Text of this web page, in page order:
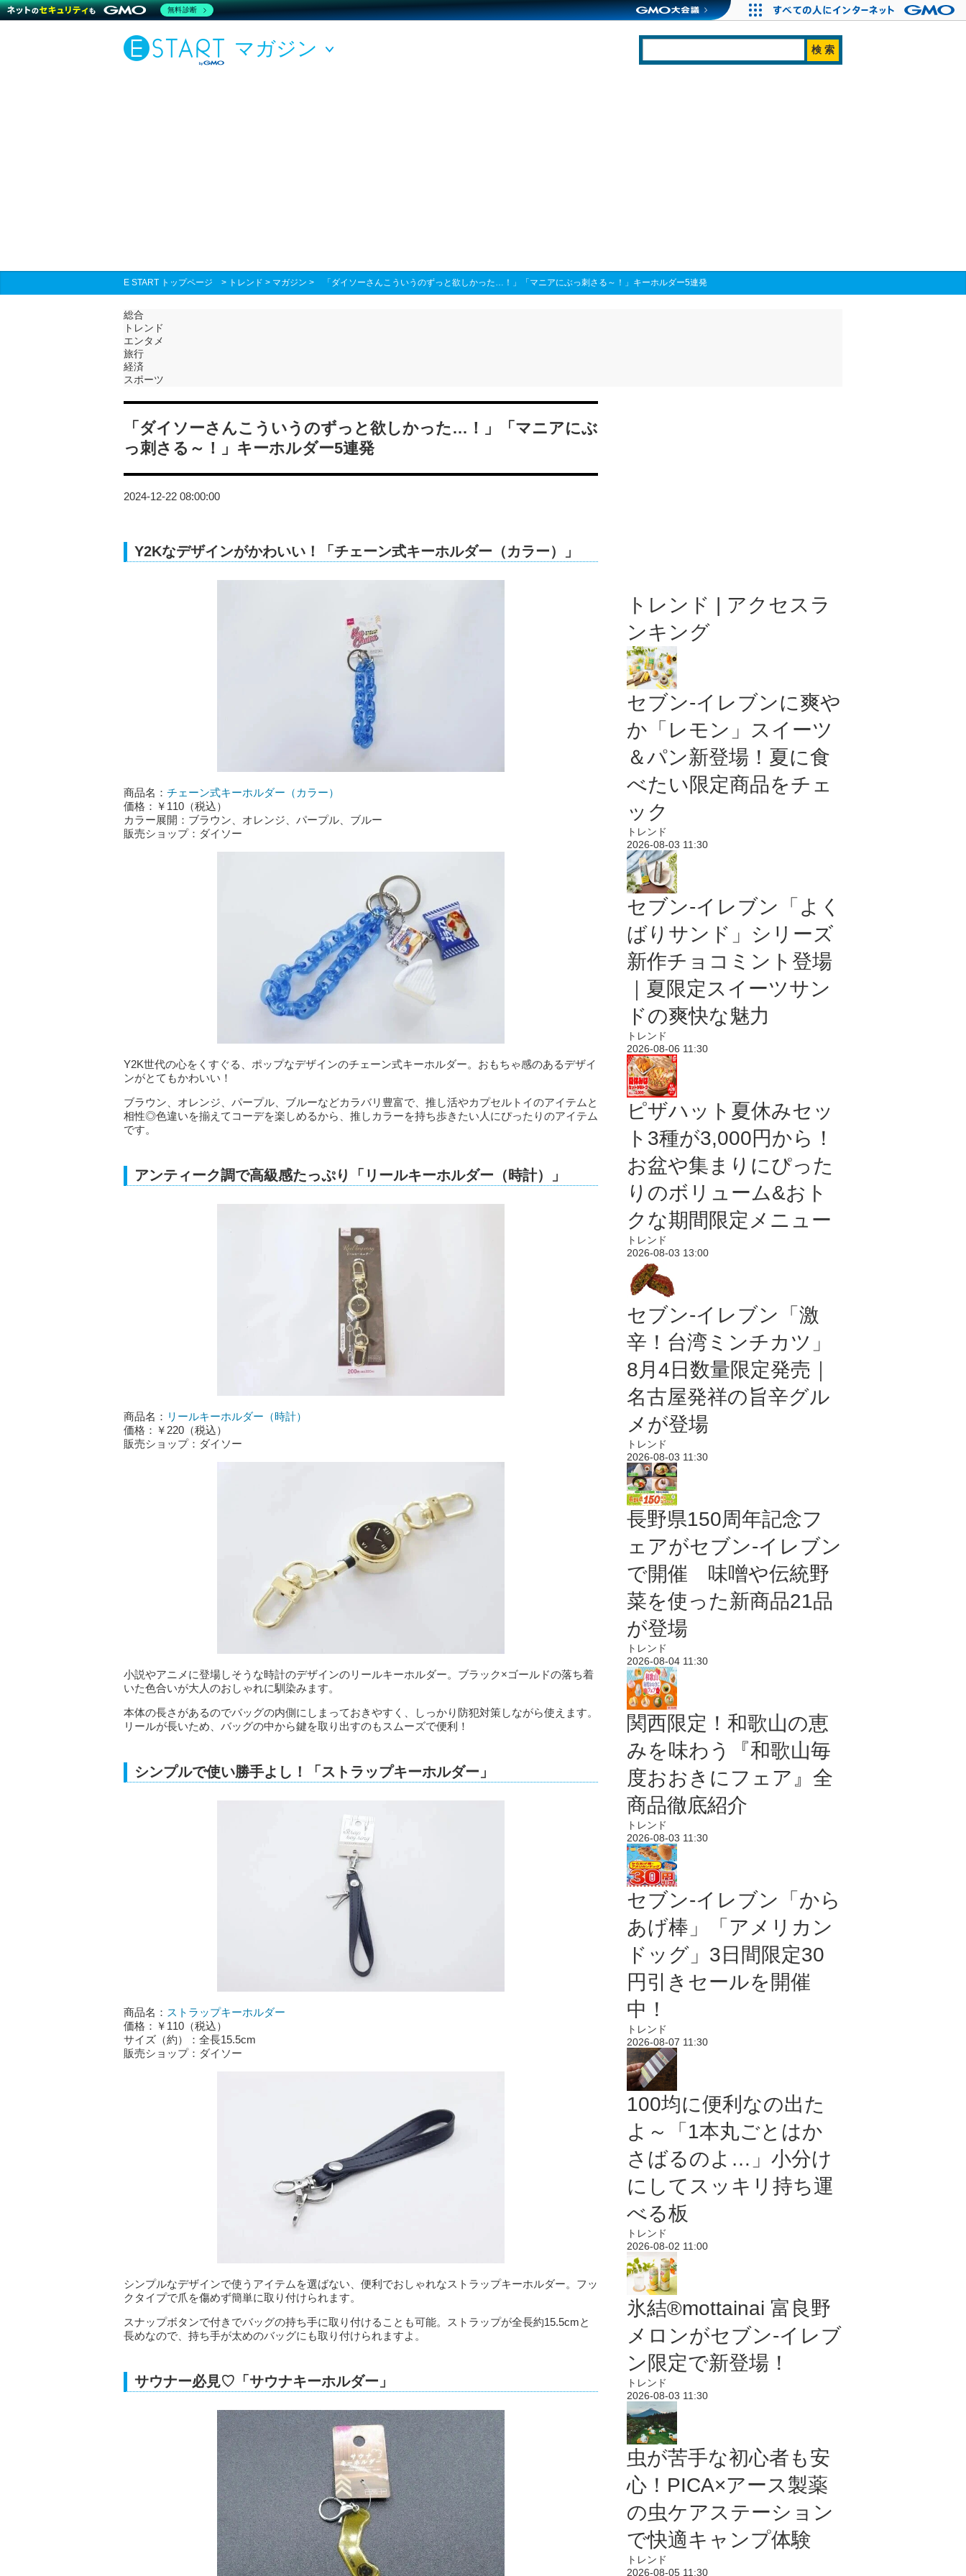
マガジン
E START トップページ > トレンド > マガジン > 「ダイソーさんこういうのずっと欲しかった…！」「マニアにぶっ刺さる～！」キーホルダー5連発
総合
トレンド
エンタメ
旅行
経済
スポーツ
「ダイソーさんこういうのずっと欲しかった…！」「マニアにぶ
っ刺さる～！」キーホルダー5連発
2024-12-22 08:00:00
Y2Kなデザインがかわいい！「チェーン式キーホルダー（カラー）」
商品名： チェーン式キーホルダー（カラー）
価格：￥110（税込）
カラー展開：ブラウン、オレンジ、パープル、ブルー
販売ショップ：ダイソー
Y2K世代の心をくすぐる、ポップなデザインのチェーン式キーホルダー。おもちゃ感のあるデザイ
ンがとてもかわいい！
ブラウン、オレンジ、パープル、ブルーなどカラバリ豊富で、推し活やカプセルトイのアイテムと
相性◎色違いを揃えてコーデを楽しめるから、推しカラーを持ち歩きたい人にぴったりのアイテム
です。
アンティーク調で高級感たっぷり「リールキーホルダー（時計）」
商品名： リールキーホルダー（時計）
価格：￥220（税込）
販売ショップ：ダイソー
小説やアニメに登場しそうな時計のデザインのリールキーホルダー。ブラック×ゴールドの落ち着
いた色合いが大人のおしゃれに馴染みます。
本体の長さがあるのでバッグの内側にしまっておきやすく、しっかり防犯対策しながら使えます。
リールが長いため、バッグの中から鍵を取り出すのもスムーズで便利！
シンプルで使い勝手よし！「ストラップキーホルダー」
商品名： ストラップキーホルダー
価格：￥110（税込）
サイズ（約）：全長15.5cm
販売ショップ：ダイソー
シンプルなデザインで使うアイテムを選ばない、便利でおしゃれなストラップキーホルダー。フッ
クタイプで爪を傷めず簡単に取り付けられます。
スナップボタンで付きでバッグの持ち手に取り付けることも可能。ストラップが全長約15.5cmと
長めなので、持ち手が太めのバッグにも取り付けられますよ。
サウナー必見♡「サウナキーホルダー」
トレンド | アクセスラ
ンキング
セブン‐イレブンに爽や
か「レモン」スイーツ
＆パン新登場！夏に食
べたい限定商品をチェ
ック
トレンド
2026-08-03 11:30
セブン‐イレブン「よく
ばりサンド」シリーズ
新作チョコミント登場
｜夏限定スイーツサン
ドの爽快な魅力
トレンド
2026-08-06 11:30
ピザハット夏休みセッ
ト3種が3,000円から！
お盆や集まりにぴった
りのボリューム&おト
クな期間限定メニュー
トレンド
2026-08-03 13:00
セブン-イレブン「激
辛！台湾ミンチカツ」
8月4日数量限定発売｜
名古屋発祥の旨辛グル
メが登場
トレンド
2026-08-03 11:30
長野県150周年記念フ
ェアがセブン-イレブン
で開催 味噌や伝統野
菜を使った新商品21品
が登場
トレンド
2026-08-04 11:30
関西限定！和歌山の恵
みを味わう『和歌山毎
度おおきにフェア』全
商品徹底紹介
トレンド
2026-08-03 11:30
セブン‐イレブン「から
あげ棒」「アメリカン
ドッグ」3日間限定30
円引きセールを開催
中！
トレンド
2026-08-07 11:30
100均に便利なの出た
よ～「1本丸ごとはか
さばるのよ…」小分け
にしてスッキリ持ち運
べる板
トレンド
2026-08-02 11:00
氷結®mottainai 富良野
メロンがセブン‐イレブ
ン限定で新登場！
トレンド
2026-08-03 11:30
虫が苦手な初心者も安
心！PICA×アース製薬
の虫ケアステーション
で快適キャンプ体験
トレンド
2026-08-05 11:30
無料診断